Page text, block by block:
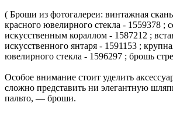
( Броши из фотогалереи: винтажная
красного ювелирного стекла - 1559378 ;
искусственным кораллом - 1587212 ;
искусственного янтаря - 1591153 ;
ювелирного стекла - 1596297 ; брошь
Особое внимание стоит уделить
сложно представить ни элегантную
пальто, — броши.